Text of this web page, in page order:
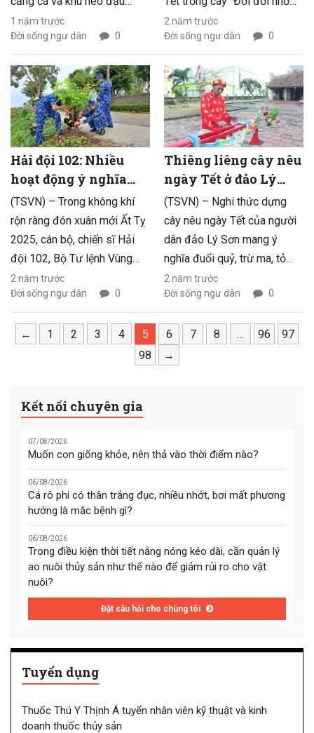
tránh trú bão tàu cá Hà Tĩnh
đã cứu nạn thành công 1 tàu
cá, cùng 6 ngư dân gặp nạn
trên biển.
1 năm trước
Đời sống ngư dân
0
ơn Bác Hồ” và ra quân trồng
cây đầu Xuân. Hoạt động ý
nghĩa này không chỉ nhằm
thực hiện lời căn dặn của
Chủ tịch Hồ Chí Minh mà còn
có ý nghĩa đặc biệt khi năm
2025 là năm cuối cùng, năm
“về đích” thực hiện Chương
trình trồng một tỷ cây xanh
“Vì một Việt Nam xanh” do
Chính phủ phát động.
2 năm trước
Đời sống ngư dân
0
Hải đội 102: Nhiều
hoạt động ý nghĩa
trong dịp Tết Nguyên
đán 2025
(TSVN) – Trong không khí
rộn ràng đón xuân mới Ất Tỵ
2025, cán bộ, chiến sĩ Hải
đội 102, Bộ Tư lệnh Vùng
Cảnh sát biển 1 đã tổ chức
nhiều hoạt động thiết thực, ý
nghĩa, mang lại một mùa
xuân vui tươi, đầm ấm, sẵn
sàng bước vào năm mới với
2 năm trước
Đời sống ngư dân
0
Thiêng liêng cây nêu
ngày Tết ở đảo Lý
Sơn
(TSVN) – Nghi thức dựng
cây nêu ngày Tết của người
dân đảo Lý Sơn mang ý
nghĩa đuổi quỷ, trừ ma, tỏ
lòng biết ơn ông bà, tổ tiên,
cầu mong một năm mới trời
yên biển lặng, mùa màng
tươi tốt, bội thu. Đồng thời
khẳng định chủ quyền biển
2 năm trước
Đời sống ngư dân
0
← 1 2 3 4 5 6 7 8 … 96
97
98
→
Kết nối chuyên gia
07/08/2026
Muốn con giống khỏe, nên thả vào thời điểm nào?
06/08/2026
Cá rô phi có thân trắng đục, nhiều nhớt, bơi mất phương
hướng là mắc bệnh gì?
06/08/2026
Trong điều kiện thời tiết nắng nóng kéo dài, cần quản lý
ao nuôi thủy sản như thế nào để giảm rủi ro cho vật
nuôi?
Đặt câu hỏi cho chúng tôi
Tuyển dụng
Thuốc Thú Y Thịnh Á tuyển nhân viên kỹ thuật và kinh
doanh thuốc thủy sản